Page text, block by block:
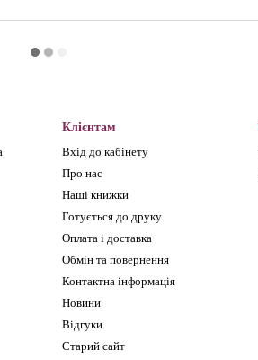
Клієнтам
Вхід до кабінету
Про нас
Наші книжки
Готується до друку
Оплата і доставка
Обмін та повернення
Контактна інформація
Новини
Відгуки
Старий сайт